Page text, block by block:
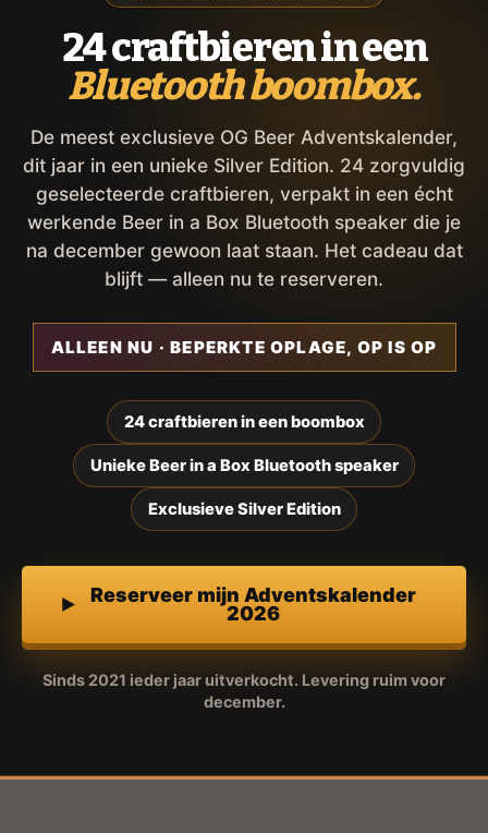
24 craftbieren in een
Bluetooth boombox.
De meest exclusieve OG Beer Adventskalender,
dit jaar in een unieke Silver Edition. 24 zorgvuldig
geselecteerde craftbieren, verpakt in een écht
werkende Beer in a Box Bluetooth speaker die je
na december gewoon laat staan. Het cadeau dat
blijft — alleen nu te reserveren.
ALLEEN NU · BEPERKTE OPLAGE, OP IS OP
24 craftbieren in een boombox
Unieke Beer in a Box Bluetooth speaker
Exclusieve Silver Edition
Reserveer mijn Adventskalender
2026
Sinds 2021 ieder jaar uitverkocht. Levering ruim voor
december.